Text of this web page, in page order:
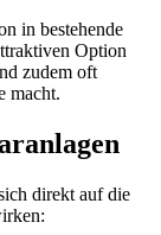
in bestehende
Option
zudem oft
macht.
direkt auf die